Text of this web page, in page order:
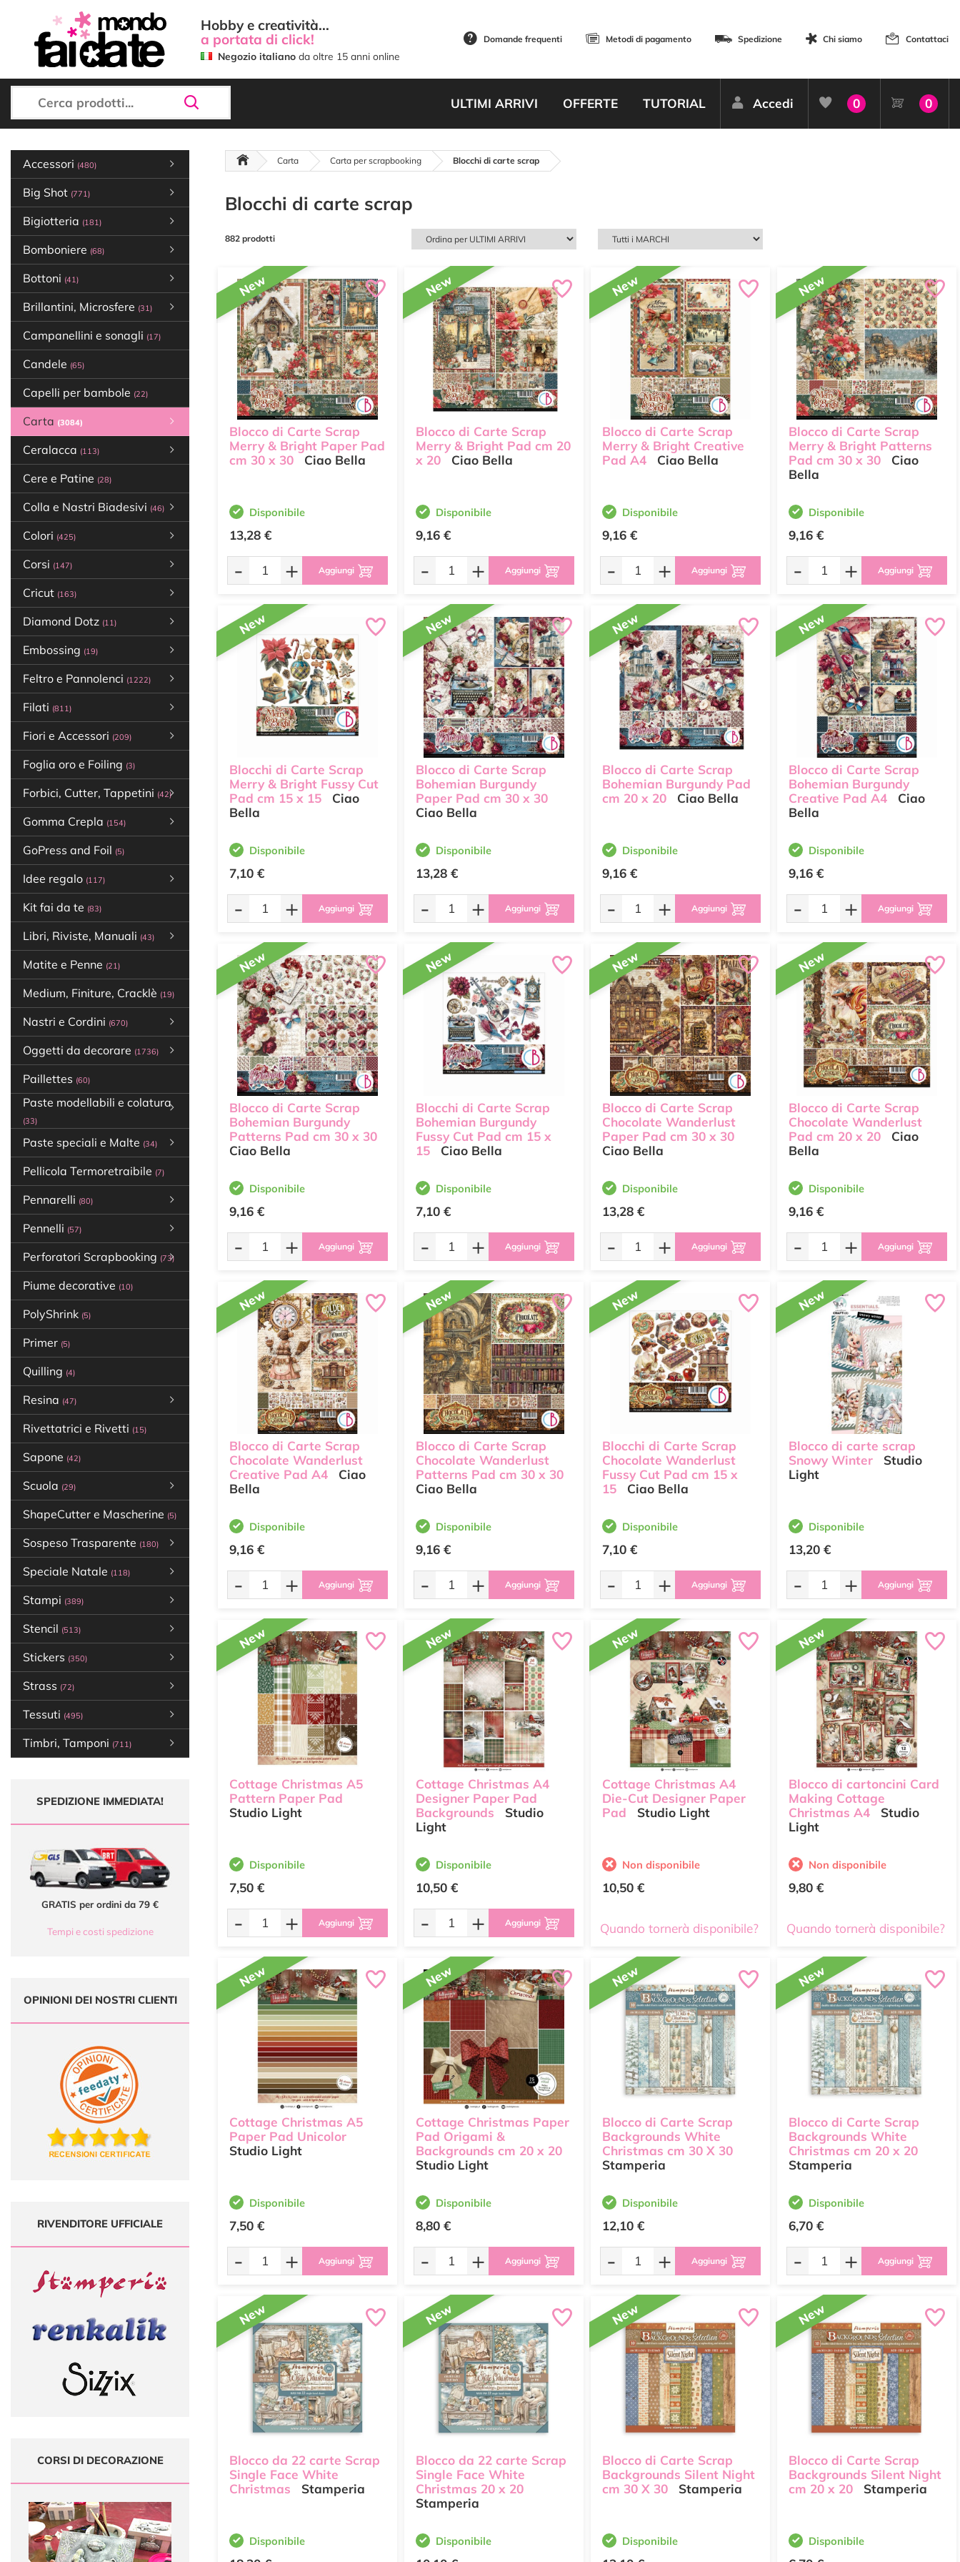
Hobby e creatività...
a portata di click!
Negozio italiano da oltre 15 anni online
Domande frequenti Metodi di pagamento Spedizione Chi siamo Contattaci
ULTIMI ARRIVI OFFERTE TUTORIAL Accedi 0 0
Accessori (480)
Big Shot (771)
Bigiotteria (181)
Bomboniere (68)
Bottoni (41)
Brillantini, Microsfere (31)
Campanellini e sonagli (17)
Candele (65)
Capelli per bambole (22)
Carta (3084)
Ceralacca (113)
Cere e Patine (28)
Colla e Nastri Biadesivi (46)
Colori (425)
Corsi (147)
Cricut (163)
Diamond Dotz (11)
Embossing (19)
Feltro e Pannolenci (1222)
Filati (811)
Fiori e Accessori (209)
Foglia oro e Foiling (3)
Forbici, Cutter, Tappetini (42)
Gomma Crepla (154)
GoPress and Foil (5)
Idee regalo (117)
Kit fai da te (83)
Libri, Riviste, Manuali (43)
Matite e Penne (21)
Medium, Finiture, Cracklè (19)
Nastri e Cordini (670)
Oggetti da decorare (1736)
Paillettes (60)
Paste modellabili e colatura
(33)
Paste speciali e Malte (34)
Pellicola Termoretraibile (7)
Pennarelli (80)
Pennelli (57)
Perforatori Scrapbooking (73)
Piume decorative (10)
PolyShrink (5)
Primer (5)
Quilling (4)
Resina (47)
Rivettatrici e Rivetti (15)
Sapone (42)
Scuola (29)
ShapeCutter e Mascherine (5)
Sospeso Trasparente (180)
Speciale Natale (118)
Stampi (389)
Stencil (513)
Stickers (350)
Strass (72)
Tessuti (495)
Timbri, Tamponi (711)
SPEDIZIONE IMMEDIATA!
GRATIS per ordini da 79 €
Tempi e costi spedizione
OPINIONI DEI NOSTRI CLIENTI
RIVENDITORE UFFICIALE
CORSI DI DECORAZIONE
Carta Carta per scrapbooking Blocchi di carte scrap
Blocchi di carte scrap
882 prodotti
New
Blocco di Carte Scrap
Merry & Bright Paper Pad
cm 30 x 30
Ciao Bella
Disponibile
13,28 €
- + Aggiungi
New
Blocco di Carte Scrap
Merry & Bright Pad cm 20
x 20
Ciao Bella
Disponibile
9,16 €
- + Aggiungi
New
Blocco di Carte Scrap
Merry & Bright Creative
Pad A4
Ciao Bella
Disponibile
9,16 €
- + Aggiungi
New
Blocco di Carte Scrap
Merry & Bright Patterns
Pad cm 30 x 30
Ciao
Bella
Disponibile
9,16 €
- + Aggiungi
New
Blocchi di Carte Scrap
Merry & Bright Fussy Cut
Pad cm 15 x 15
Ciao
Bella
Disponibile
7,10 €
- + Aggiungi
New
Blocco di Carte Scrap
Bohemian Burgundy
Paper Pad cm 30 x 30
Ciao Bella
Disponibile
13,28 €
- + Aggiungi
New
Blocco di Carte Scrap
Bohemian Burgundy Pad
cm 20 x 20
Ciao Bella
Disponibile
9,16 €
- + Aggiungi
New
Blocco di Carte Scrap
Bohemian Burgundy
Creative Pad A4
Ciao
Bella
Disponibile
9,16 €
- + Aggiungi
New
Blocco di Carte Scrap
Bohemian Burgundy
Patterns Pad cm 30 x 30
Ciao Bella
Disponibile
9,16 €
- + Aggiungi
New
Blocchi di Carte Scrap
Bohemian Burgundy
Fussy Cut Pad cm 15 x
15
Ciao Bella
Disponibile
7,10 €
- + Aggiungi
New
Blocco di Carte Scrap
Chocolate Wanderlust
Paper Pad cm 30 x 30
Ciao Bella
Disponibile
13,28 €
- + Aggiungi
New
Blocco di Carte Scrap
Chocolate Wanderlust
Pad cm 20 x 20
Ciao
Bella
Disponibile
9,16 €
- + Aggiungi
New
Blocco di Carte Scrap
Chocolate Wanderlust
Creative Pad A4
Ciao
Bella
Disponibile
9,16 €
- + Aggiungi
New
Blocco di Carte Scrap
Chocolate Wanderlust
Patterns Pad cm 30 x 30
Ciao Bella
Disponibile
9,16 €
- + Aggiungi
New
Blocchi di Carte Scrap
Chocolate Wanderlust
Fussy Cut Pad cm 15 x
15
Ciao Bella
Disponibile
7,10 €
- + Aggiungi
New
Blocco di carte scrap
Snowy Winter
Studio
Light
Disponibile
13,20 €
- + Aggiungi
New
Cottage Christmas A5
Pattern Paper Pad
Studio Light
Disponibile
7,50 €
- + Aggiungi
New
Cottage Christmas A4
Designer Paper Pad
Backgrounds
Studio
Light
Disponibile
10,50 €
- + Aggiungi
New
Cottage Christmas A4
Die-Cut Designer Paper
Pad
Studio Light
Non disponibile
10,50 €
Quando tornerà disponibile?
New
Blocco di cartoncini Card
Making Cottage
Christmas A4
Studio
Light
Non disponibile
9,80 €
Quando tornerà disponibile?
New
Cottage Christmas A5
Paper Pad Unicolor
Studio Light
Disponibile
7,50 €
- + Aggiungi
New
Cottage Christmas Paper
Pad Origami &
Backgrounds cm 20 x 20
Studio Light
Disponibile
8,80 €
- + Aggiungi
New
Blocco di Carte Scrap
Backgrounds White
Christmas cm 30 X 30
Stamperia
Disponibile
12,10 €
- + Aggiungi
New
Blocco di Carte Scrap
Backgrounds White
Christmas cm 20 x 20
Stamperia
Disponibile
6,70 €
- + Aggiungi
New
Blocco da 22 carte Scrap
Single Face White
Christmas
Stamperia
Disponibile
New
Blocco da 22 carte Scrap
Single Face White
Christmas 20 x 20
Stamperia
Disponibile
New
Blocco di Carte Scrap
Backgrounds Silent Night
cm 30 X 30
Stamperia
Disponibile
New
Blocco di Carte Scrap
Backgrounds Silent Night
cm 20 x 20
Stamperia
Disponibile